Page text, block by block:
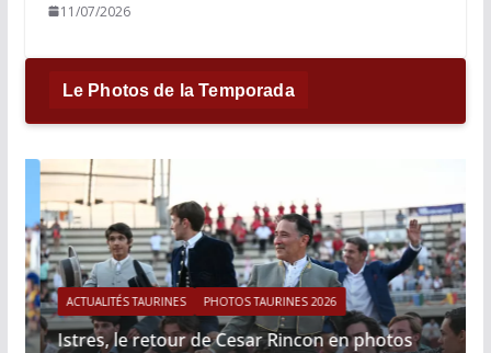
11/07/2026
Le Photos de la Temporada
ACTUALITÉS TAURINES PHOTOS TAURINES 2026
Istres, le retour de Cesar Rincon en photos